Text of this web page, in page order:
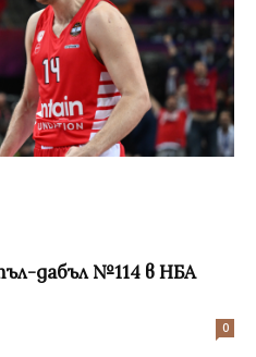
дабъл №114 в НБА
0